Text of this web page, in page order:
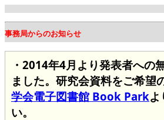
事務局からのお知らせ
・2014年4月より発表者への
ました。研究会資料をご希望
学会電子図書館 Book Parkよ
い。